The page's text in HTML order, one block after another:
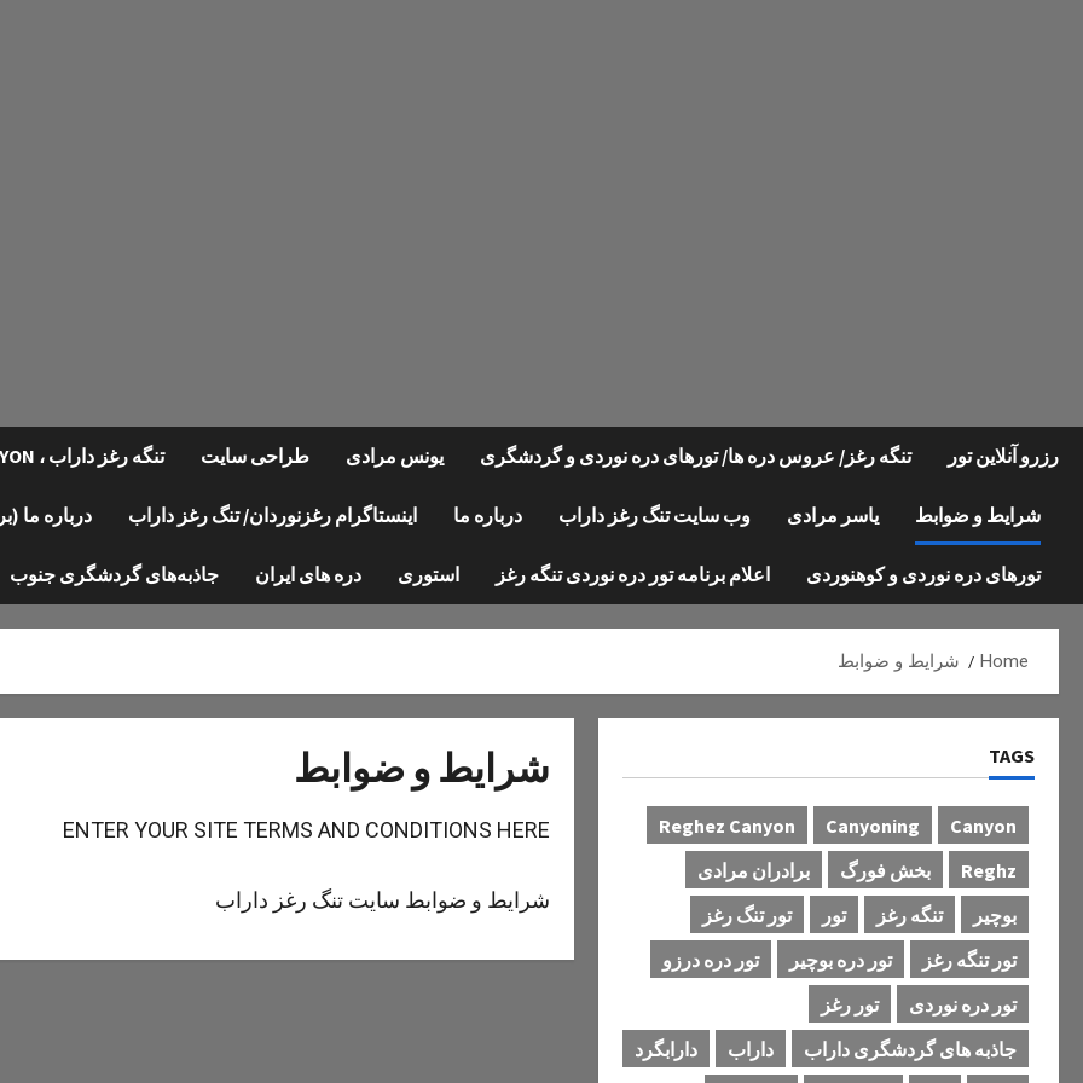
رزرو آنلاین تور تنگه رغز/ عروس دره ها/ تورهای دره نوردی و گردشگری یونس مرادی طراحی سایت تنگه رغز داراب ، REGHZ CANYON
شرایط و ضوابط یاسر مرادی وب سایت تنگ رغز داراب درباره ما اینستاگرام رغزنوردان/ تنگ رغز داراب درباره ما
تورهای دره نوردی و کوهنوردی اعلام برنامه تور دره نوردی تنگه رغز استوری دره های ایران جاذبه‌های گردشگری جنوب
Home شرایط و ضوابط
شرایط و ضوابط
ENTER YOUR SITE TERMS AND CONDITIONS HERE
شرایط و ضوابط سایت تنگ رغز داراب
TAGS
Canyon
Canyoning
Reghez Canyon
Reghz
بخش فورگ
برادران مرادی
بوچیر
تنگه رغز تور
تور تنگ رغز
تور تنگه رغز
تور دره بوچیر
تور دره درزو
تور دره نوردی
تور رغز
جاذبه های گردشگری داراب
داراب
دارابگرد